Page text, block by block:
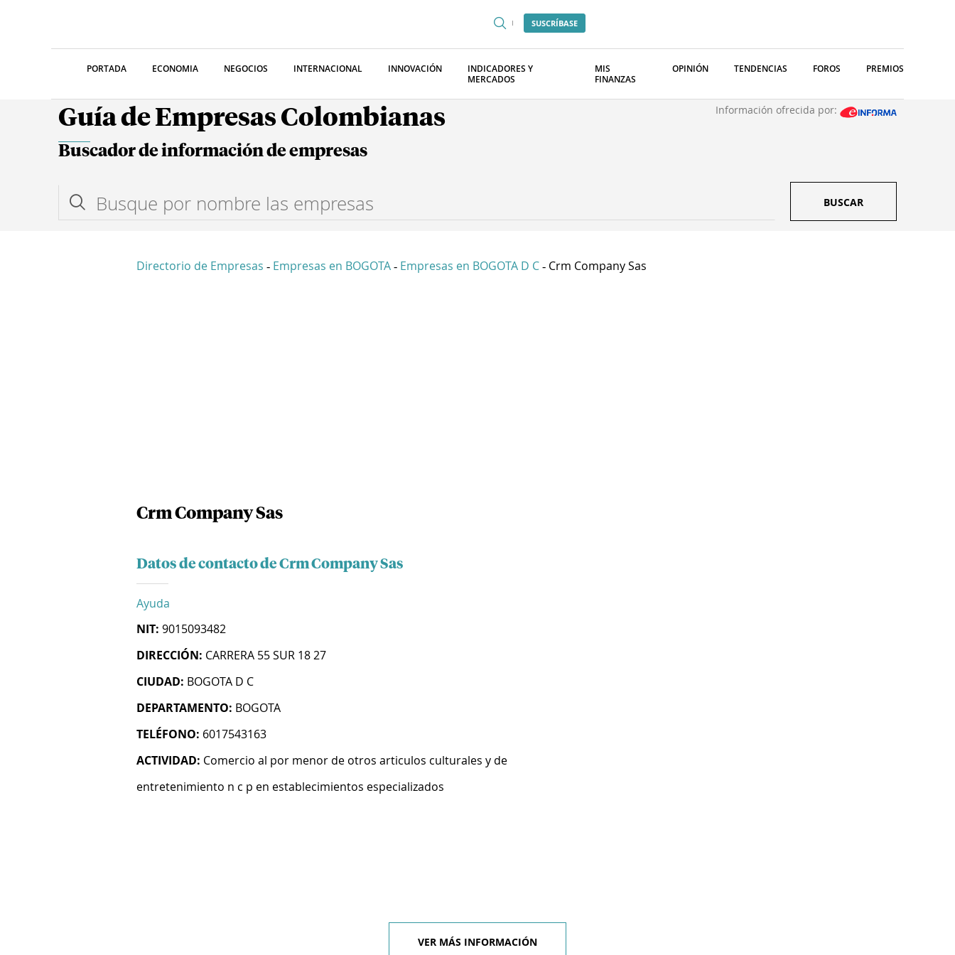
SUSCRÍBASE
PORTADA ECONOMIA NEGOCIOS INTERNACIONAL INNOVACIÓN
INDICADORES Y
MERCADOS
MIS
FINANZAS
OPINIÓN TENDENCIAS FOROS PREMIOS
Guía de Empresas Colombianas Información ofrecida por:
Buscador de información de empresas
BUSCAR
Directorio de Empresas - Empresas en BOGOTA - Empresas en BOGOTA D C - Crm Company Sas
Crm Company Sas
Datos de contacto de Crm Company Sas
Ayuda
NIT: 9015093482
DIRECCIÓN: CARRERA 55 SUR 18 27
CIUDAD: BOGOTA D C
DEPARTAMENTO: BOGOTA
TELÉFONO: 6017543163
ACTIVIDAD: Comercio al por menor de otros articulos culturales y de
entretenimiento n c p en establecimientos especializados
VER MÁS INFORMACIÓN